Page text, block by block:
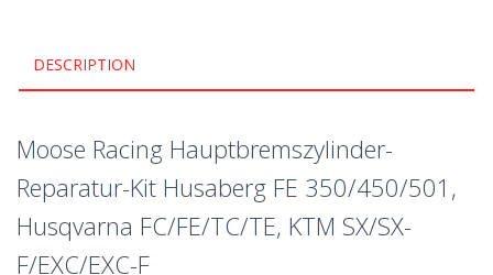
DESCRIPTION
Moose Racing Hauptbremszylinder-
Reparatur-Kit Husaberg FE 350/450/501,
Husqvarna FC/FE/TC/TE, KTM SX/SX-
F/EXC/EXC-F